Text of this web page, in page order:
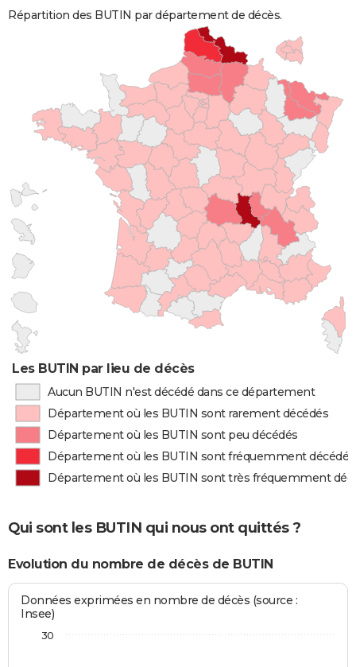
Répartition des BUTIN par département de décès.
Les BUTIN par lieu de décès
Aucun BUTIN n'est décédé dans ce département
Département où les BUTIN sont rarement décédés
Département où les BUTIN sont peu décédés
Département où les BUTIN sont fréquemment décédés
Département où les BUTIN sont très fréquemment
Qui sont les BUTIN qui nous ont quittés ?
Evolution du nombre de décès de BUTIN
Données exprimées en nombre de décès (source :
Insee)
30